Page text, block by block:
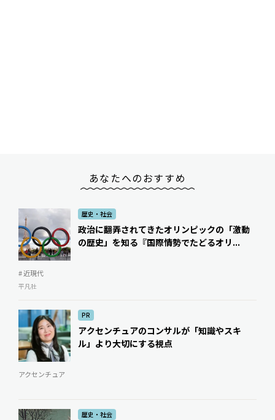
あなたへのおすすめ
歴史・社会
政治に翻弄されてきたオリンピックの「激動
の歴史」を知る――『国際情勢でたどるオリ...
# 近現代
平凡社
PR
アクセンチュアのコンサルが「知識やスキ
ル」より大切にする視点
アクセンチュア
歴史・社会